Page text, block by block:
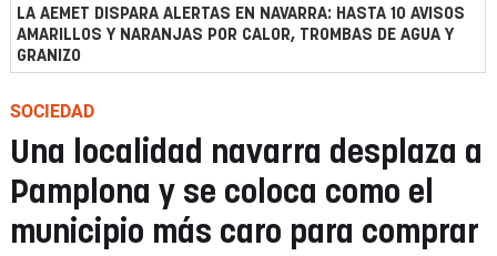
LA AEMET DISPARA ALERTAS EN NAVARRA: HASTA 10 AVISOS
AMARILLOS Y NARANJAS POR CALOR, TROMBAS DE AGUA Y
GRANIZO
SOCIEDAD
Una localidad navarra desplaza a
Pamplona y se coloca como el
municipio más caro para comprar